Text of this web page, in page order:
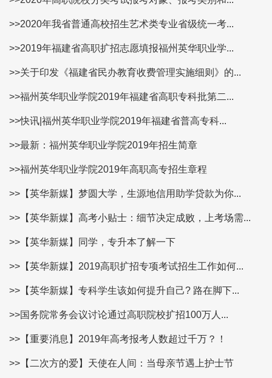
>>2020年我省普通高校招生艺术类专业省级统一考...
>>2019年福建省高职扩招志愿填报福州英华职业学...
>>关于印发《福建省民办教育收费管理实施细则》的...
>>福州英华职业学院2019年福建省高职专科批第二...
>>快讯|福州英华职业学院2019年福建省普高专科...
>>最新：福州英华职业学院2019年招生简章
>>福州英华职业学院2019年高职高专招生章程
>>【英华新媒】梦圆大学，生源地信用助学贷款为你...
>>【英华新媒】高考小贴士：细节决定成败，上考场需...
>>【英华新媒】同学，专升本了解一下
>>【英华新媒】2019高职扩招专项考试招生工作如何...
>>【英华新媒】专科学生该如何提升自己? 路在脚下...
>>国务院常务会议讨论通过高职院校扩招100万人...
>>【重要消息】2019年高考报考人数超过千万？！
>>【二次方的爱】天使在人间：当母亲节遇上护士节